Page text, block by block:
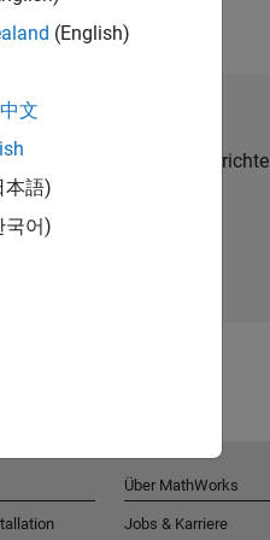
beitreten
Stellenangebote, Berichte
(English)
文
本語)
국어)
Über MathWorks
Jobs & Karriere